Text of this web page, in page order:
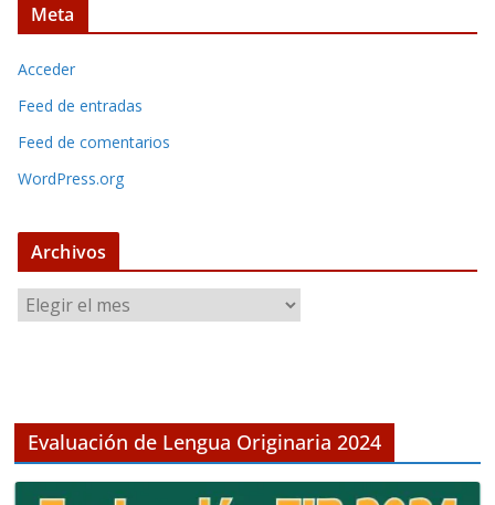
Meta
Acceder
Feed de entradas
Feed de comentarios
WordPress.org
Archivos
r
o
Evaluación de Lengua Originaria 2024